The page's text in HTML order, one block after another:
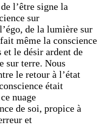
l’être signe la
sur
de la lumière sur
même la conscience
et le désir ardent de
sur terre. Nous
le retour à l’état
était
nuage
de soi, propice à
et